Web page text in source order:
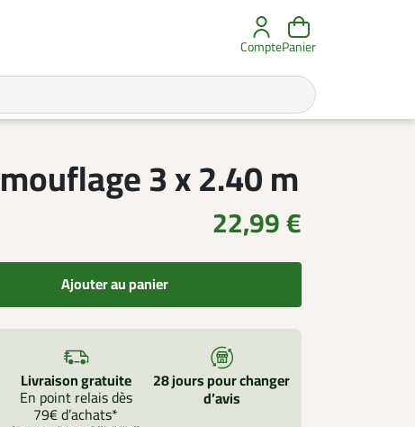
ComptePanier
3 x 2.40 m
22,99 €
Ajouter au panier
Livraison gratuite
En point relais dès
79€ d’achats*
28 jours pour changer
d’avis